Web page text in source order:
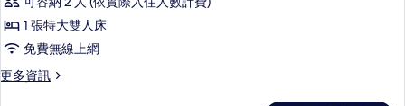
摩
浴
缸
的
1 張特大雙人床
免費無線上網
更多資訊
更